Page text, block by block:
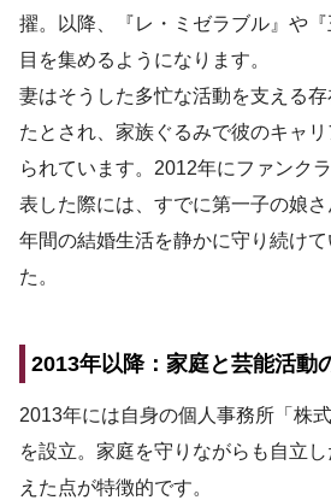
擢。以降、『レ・ミゼラブル』や
目を集めるようになります。
妻はそうした多忙な活動を支える
たとされ、家族ぐるみで彼のキャ
られています。2012年にファンク
表した際には、すでに第一子の娘
年間の結婚生活を静かに守り続け
た。
2013年以降：家庭と芸能活動
2013年には自身の個人事務所「株
を設立。家庭を守りながらも自立
えた点が特徴的です。